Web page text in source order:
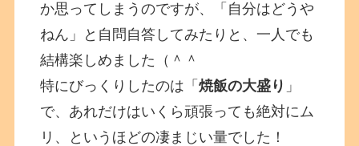
か思ってしまうのですが、「自分はどうや
ねん」と自問自答してみたりと、一人でも
結構楽しめました（＾＾
特にびっくりしたのは「焼飯の大盛り 」
で、あれだけはいくら頑張っても絶対にム
リ、というほどの凄まじい量でした！